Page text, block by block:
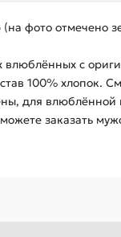
фото отмечено
влюблённых с
100% хлопок.
для влюблённой
заказать